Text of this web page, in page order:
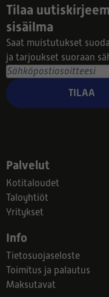
Tilaa
sisäilma
Saat muistutukset
ja tarjoukset suoraan
TILAA
Palvelut
Kotitaloudet
Taloyhtiöt
Yritykset
Info
Tietosuojaseloste
Toimitus ja palautus
Maksutavat